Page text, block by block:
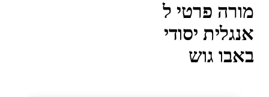
מורה פרטי ל
אנגלית יסודי
באבו גוש